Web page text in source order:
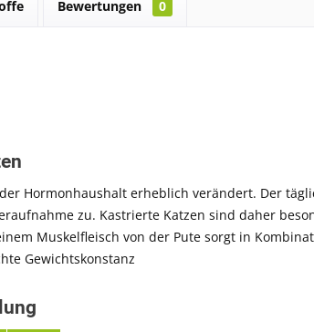
Bewertungen 0
Hormonhaushalt erheblich verändert. Der
zu. Kastrierte Katzen sind daher
Muskelfleisch von der Pute sorgt in
Gewichtskonstanz